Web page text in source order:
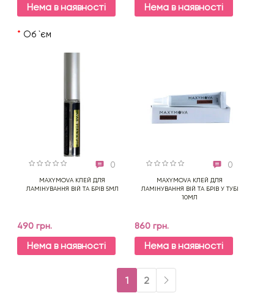
Нема в наявності
* Об `єм
Нема в наявності
0
MAXYMOVA КЛЕЙ ДЛЯ
ЛАМІНУВАННЯ ВІЙ ТА БРІВ 5МЛ
490 грн.
Нема в наявності
0
MAXYMOVA КЛЕЙ ДЛЯ
ЛАМІНУВАННЯ ВІЙ ТА БРІВ У ТУБІ
10МЛ
860 грн.
Нема в наявності
1 2